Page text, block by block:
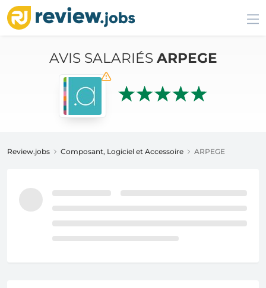
AVIS SALARIÉS ARPEGE
Review.jobs Composant, Logiciel et Accessoire ARPEGE